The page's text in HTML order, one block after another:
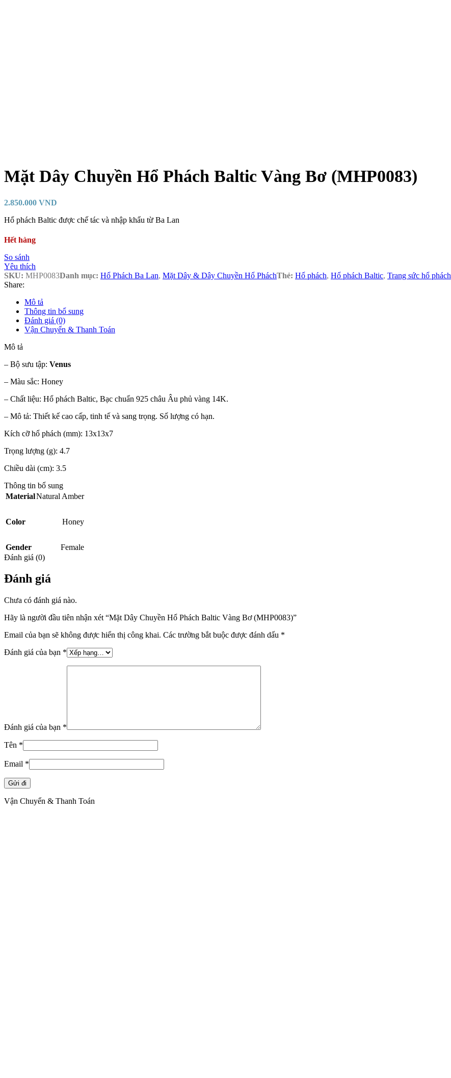
Mặt Dây Chuyền Hổ Phách Baltic Vàng Bơ (MHP0083)
2.850.000 VND
Hổ phách Baltic được chế tác và nhập khẩu từ Ba Lan
Hết hàng
So sánh
Yêu thích
SKU: MHP0083Danh mục: Hổ Phách Ba Lan, Mặt Dây & Dây Chuyền Hổ PháchThẻ: Hổ phách, Hổ phách Baltic, Trang sức hổ phách
Share:
Mô tả
Thông tin bổ sung
Đánh giá (0)
Vận Chuyển & Thanh Toán
Mô tả
– Bộ sưu tập: Venus
– Màu sắc: Honey
– Chất liệu: Hổ phách Baltic, Bạc chuẩn 925 châu Âu phủ vàng 14K.
– Mô tả: Thiết kế cao cấp, tinh tế và sang trọng. Số lượng có hạn.
Kích cỡ hổ phách (mm): 13x13x7
Trọng lượng (g): 4.7
Chiều dài (cm): 3.5
Thông tin bổ sung
MaterialNatural Amber
Color Honey
Gender
Female
Đánh giá (0)
Đánh giá
Chưa có đánh giá nào.
Hãy là người đầu tiên nhận xét “Mặt Dây Chuyền Hổ Phách Baltic Vàng Bơ (MHP0083)”
Email của bạn sẽ không được hiển thị công khai. Các trường bắt buộc được đánh dấu *
Đánh giá của bạn *
Đánh giá của bạn *
Tên *
Email *
Vận Chuyển & Thanh Toán